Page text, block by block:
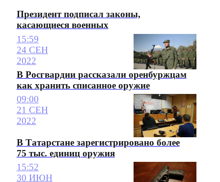
Президент подписал законы,
касающиеся военных
15:59
24 СЕН
2022
В Росгвардии рассказали оренбуржцам
как хранить списанное оружие
09:00
21 СЕН
2022
В Татарстане зарегистрировано более
75 тыс. единиц оружия
15:52
30 ИЮН